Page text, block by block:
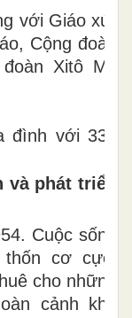
với Giáo xứ:
Cộng đoàn
Xitô Mỹ
đình với 330
phát triển
Cuộc sống
cơ cực,
cho những
cảnh khó